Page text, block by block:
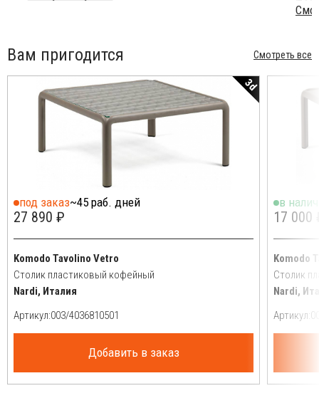
Вам пригодится Смотреть все
3d
под заказ~45 раб. дней
27 890 ₽
Komodo Tavolino Vetro
Столик пластиковый кофейный
Nardi, Италия
Артикул:
Добавить в заказ
в
17 000
Komodo
Столик
Nardi,
Артикул: